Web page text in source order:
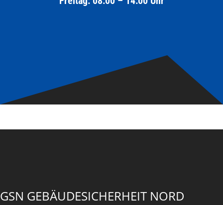
GSN GEBÄUDESICHERHEIT NORD